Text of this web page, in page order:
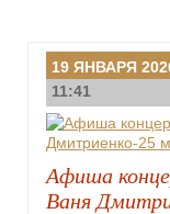
19 ЯНВАРЯ
11:41
Афиша
Ваня